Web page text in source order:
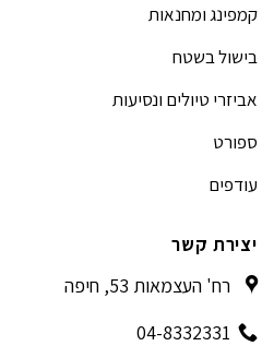
קמפינג ומחנאות
בישול בשטח
אביזרי טיולים ונסיעות
ספורט
עודפים
יצירת קשר
רח' העצמאות 53, חיפה
04-8332331